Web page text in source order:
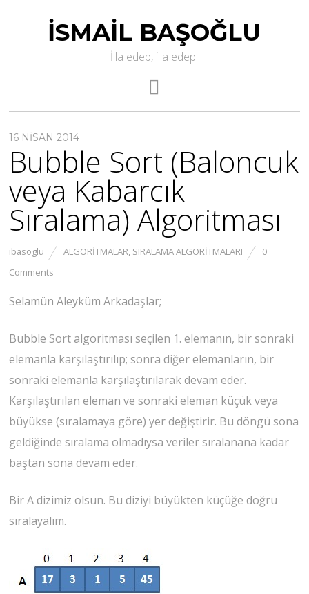
İSMAIL BAŞOĞLU
İlla edep, illa edep.
16 NISAN 2014
Bubble Sort (Baloncuk
veya Kabarcık
Sıralama) Algoritması
ibasoglu ALGORITMALAR, SIRALAMA ALGORITMALARI
0
Comments
Selamün Aleyküm Arkadaşlar;
Bubble Sort algoritması seçilen 1. elemanın, bir sonraki
elemanla karşılaştırılıp; sonra diğer elemanların, bir
sonraki elemanla karşılaştırılarak devam eder.
Karşılaştırılan eleman ve sonraki eleman küçük veya
büyükse (sıralamaya göre) yer değiştirir. Bu döngü sona
geldiğinde sıralama olmadıysa veriler sıralanana kadar
baştan sona devam eder.
Bir A dizimiz olsun. Bu diziyi büyükten küçüğe doğru
sıralayalım.